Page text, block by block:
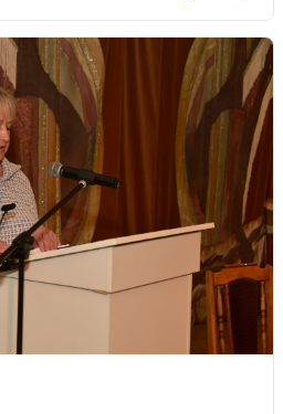
относящаяся к
своего жилья, приобрела у
небольшого объёма за